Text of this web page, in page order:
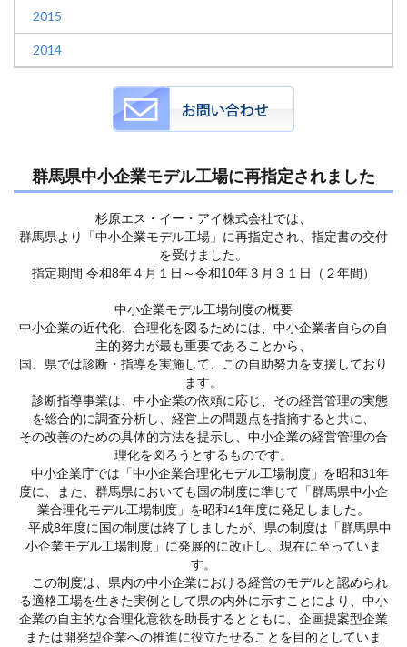
2015
2014
群馬県中小企業モデル工場に再指定されました
杉原エス・イー・アイ株式会社では、
群馬県より「中小企業モデル工場」に再指定され、指定書の交付
を受けました。
指定期間 令和8年４月１日～令和10年３月３１日（２年間）
中小企業モデル工場制度の概要
中小企業の近代化、合理化を図るためには、中小企業者自らの自
主的努力が最も重要であることから、
国、県では診断・指導を実施して、この自助努力を支援しており
ます。
診断指導事業は、中小企業の依頼に応じ、その経営管理の実態
を総合的に調査分析し、経営上の問題点を指摘すると共に、
その改善のための具体的方法を提示し、中小企業の経営管理の合
理化を図ろうとするものです。
中小企業庁では「中小企業合理化モデル工場制度」を昭和31年
度に、また、群馬県においても国の制度に準じて 「群馬県中小企
業合理化モデル工場制度」を昭和41年度に発足しました。
平成8年度に国の制度は終了しましたが、県の制度は「群馬県中
小企業モデル工場制度」に発展的に改正し、現在に至っていま
す。
この制度は、県内の中小企業における経営のモデルと認められ
る適格工場を生きた実例として県の内外に示すことにより、中小
企業の自主的な合理化意欲を助長するとともに、企画提案型企業
または開発型企業への推進に役立たせることを目的としていま